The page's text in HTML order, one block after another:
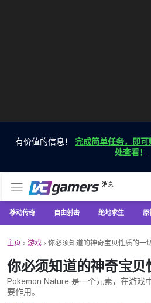
有价值的信息！ 完成简单任务，即
处查看！
VC游戏
消息
仅在 VCGamers
移动传奇 自由射击 绝地求生 原
主页 › 游戏 › 你必须知道的神奇宝贝性质的一
你必须知道的神奇宝贝
Pokemon Nature 是一个元素，在游戏
要作用。